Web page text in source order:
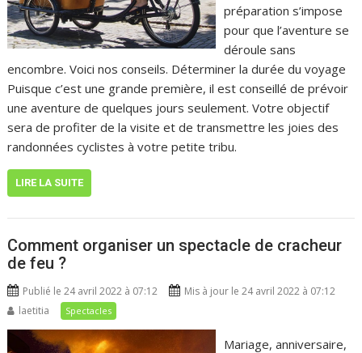
préparation s’impose
pour que l’aventure se
déroule sans
encombre. Voici nos conseils. Déterminer la durée du voyage
Puisque c’est une grande première, il est conseillé de prévoir
une aventure de quelques jours seulement. Votre objectif
sera de profiter de la visite et de transmettre les joies des
randonnées cyclistes à votre petite tribu.
LIRE LA SUITE
Comment organiser un spectacle de cracheur
de feu ?
Publié le 24 avril 2022 à 07:12
Mis à jour le 24 avril 2022 à 07:12
laetitia
Spectacles
Mariage, anniversaire,